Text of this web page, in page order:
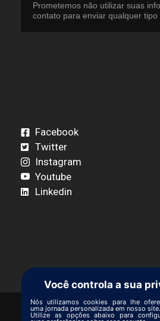
Prometemos não utilizar suas
contato para enviar qualquer tipo
Facebook
Twitter
Instagram
Youtube
Linkedin
Você controla a sua
Nós utilizamos cookies para lhe
uma jornada personalizada em nosso site.
Utilize as opções abaixo para